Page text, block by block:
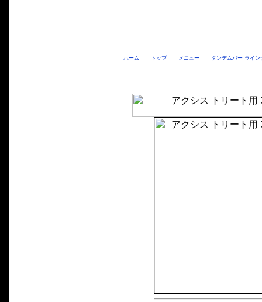
ホーム トップ メニュー タンデムバー ライン